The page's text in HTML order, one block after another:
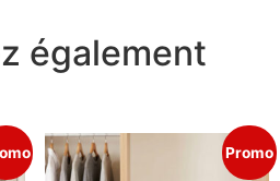
également
Promo